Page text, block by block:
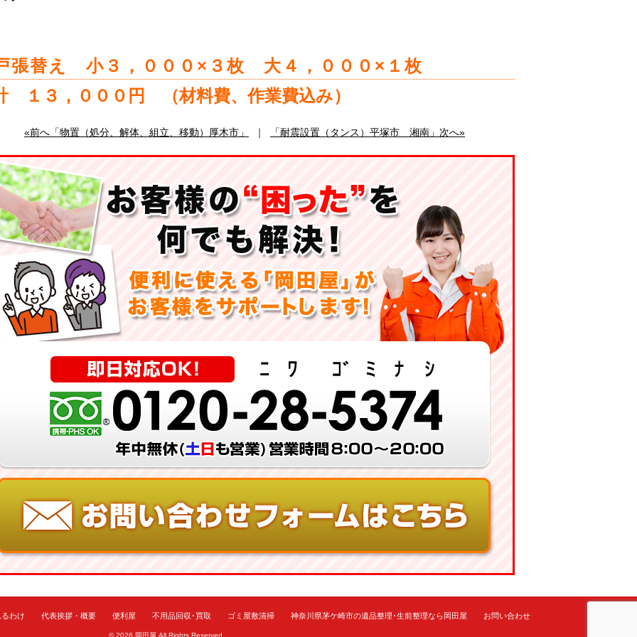
張替え 小３，０００×３枚 大４，０００×１枚
１３，０００円 （材料費、作業費込み）
«前へ「物置（処分、解体、組立、移動）厚木市」 ｜ 「耐震設置（タンス）平塚市 湘南」次へ»
わけ 代表挨拶・概要 便利屋 不用品回収･買取 ゴミ屋敷清掃 神奈川県茅ケ崎市の遺品整理･生前整理なら岡田屋 お問い合わせ
© 2026 岡田屋 All Rights Reserved.